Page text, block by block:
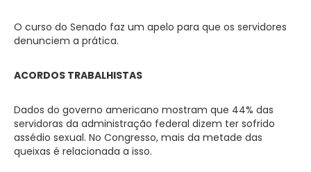
O curso do Senado faz um apelo para que os servidores
denunciem a prática.
ACORDOS TRABALHISTAS
Dados do governo americano mostram que 44% das
servidoras da administração federal dizem ter sofrido
assédio sexual. No Congresso, mais da metade das
queixas é relacionada a isso.